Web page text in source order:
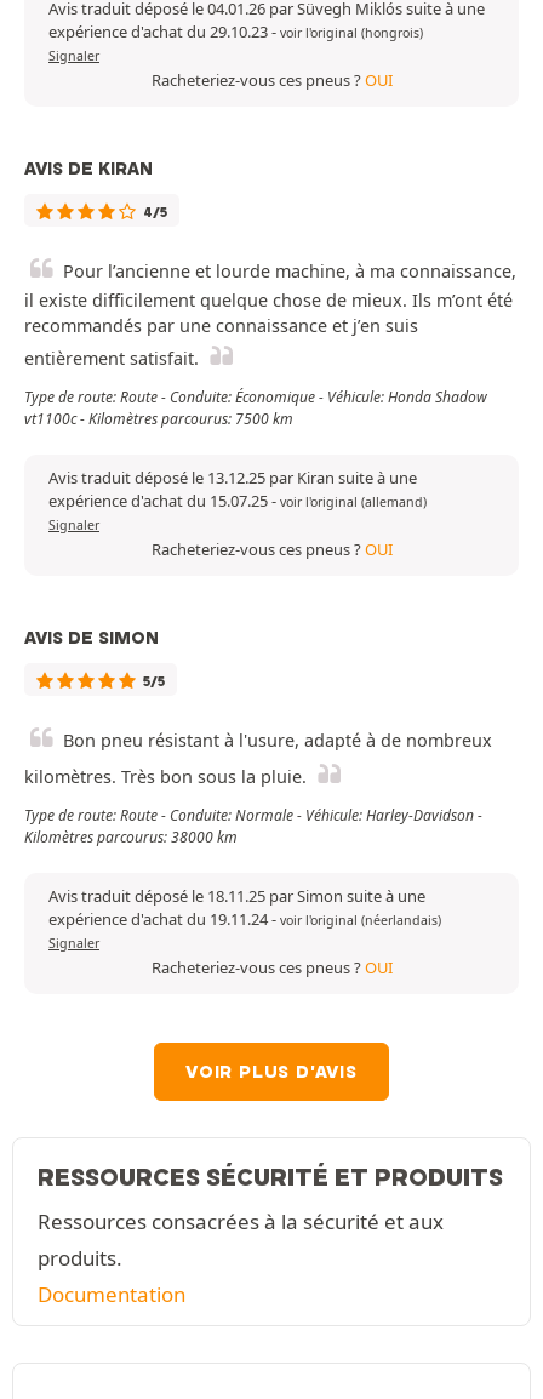
Avis traduit déposé le 04.01.26 par Süvegh Miklós suite à une
expérience d'achat du 29.10.23- voir l'original (hongrois)
Signaler
Racheteriez-vous ces pneus ?OUI
AVIS DE KIRAN
4/5
Pour l’ancienne et lourde machine, à ma connaissance,
il existe difficilement quelque chose de mieux. Ils m’ont été
recommandés par une connaissance et j’en suis
entièrement satisfait.
Type de route: Route - Conduite: Économique - Véhicule: Honda Shadow
vt1100c - Kilomètres parcourus: 7500 km
Avis traduit déposé le 13.12.25 par Kiran suite à une
expérience d'achat du 15.07.25- voir l'original (allemand)
Signaler
Racheteriez-vous ces pneus ?OUI
AVIS DE SIMON
5/5
Bon pneu résistant à l'usure, adapté à de nombreux
kilomètres. Très bon sous la pluie.
Type de route: Route - Conduite: Normale - Véhicule: Harley-Davidson -
Kilomètres parcourus: 38000 km
Avis traduit déposé le 18.11.25 par Simon suite à une
expérience d'achat du 19.11.24- voir l'original (néerlandais)
Signaler
Racheteriez-vous ces pneus ?OUI
VOIR PLUS D'AVIS
RESSOURCES SÉCURITÉ ET PRODUITS
Ressources consacrées à la sécurité et aux
produits.
Documentation